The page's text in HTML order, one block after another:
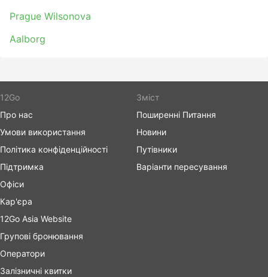
Prague Wilsonova
Aalborg
12Go
Про нас
Умови використання
Політика конфіденційності
Підтримка
Офіси
Кар'єра
12Go Asia Website
Групові бронювання
Оператори
Залізничні квитки
Зміст
Поширенні Питання
Новини
Путівники
Варіанти пересування